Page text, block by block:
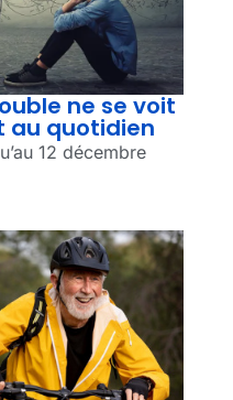
ne se voit
au quotidien
12 décembre